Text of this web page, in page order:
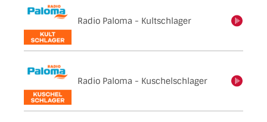
Radio Paloma - Kultschlagereinschalten
Radio Paloma - Kuschelschlager
einschalten